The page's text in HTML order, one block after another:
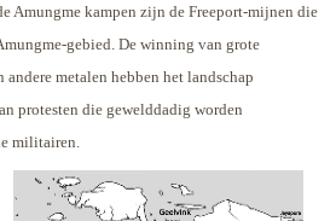
Amungme kampen zijn de Freeport-mijnen die
gebied. De winning van grote
metalen hebben het landschap
protesten die gewelddadig worden
militairen.